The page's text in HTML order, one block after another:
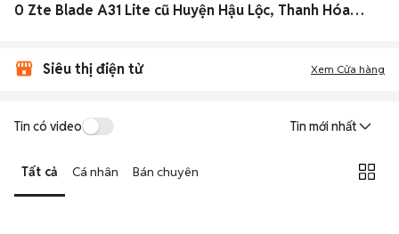
0 Zte Blade A31 Lite cũ Huyện Hậu Lộc, Thanh Hóa đẹp
Siêu thị điện tử Xem Cửa hàng
Tin có video Tin mới nhất
Tất cả Cá nhân Bán chuyên